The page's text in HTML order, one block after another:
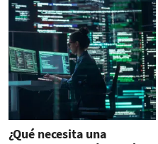
¿Qué necesita una